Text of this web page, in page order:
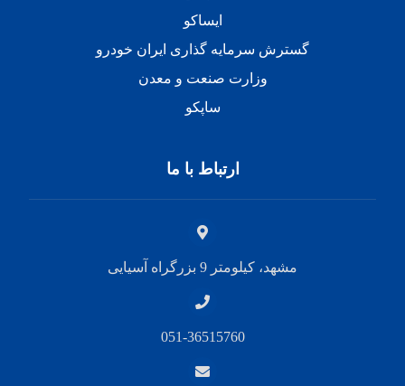
ایساکو
گسترش سرمایه گذاری ایران خودرو
وزارت صنعت و معدن
ساپکو
ارتباط با ما
مشهد، کیلومتر 9 بزرگراه آسیایی
051-36515760